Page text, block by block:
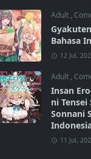
Adult ,
Bahasa
12 Jul,
Adult ,
Insan
ni
Sonnani
11 Jul,